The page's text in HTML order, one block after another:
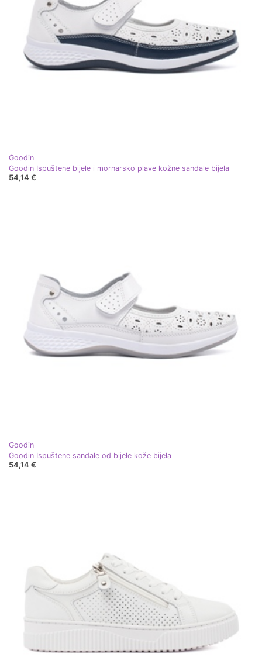
Goodin
Goodin Ispuštene bijele i mornarsko plave kožne sandale bijela
54,14 €
Goodin
Goodin Ispuštene sandale od bijele kože bijela
54,14 €